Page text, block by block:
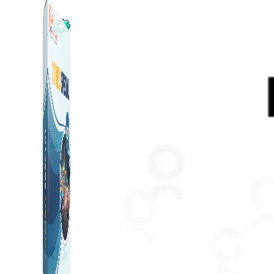
Công Cụ Marketing
1,066 bài viết
Thủ Thuật Facebook
536 bài viết